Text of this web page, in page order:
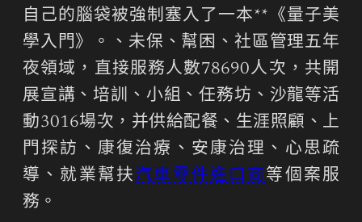
自己的腦袋被強制塞入了一本**《量子美
學入門》。、未保、幫困、社區管理五年
夜領域，直接服務人數78690人次，共開
展宣講、培訓、小組、任務坊、沙龍等活
動3016場次，并供給配餐、生涯照顧、上
門探訪、康復治療、安康治理、心思疏
導、就業幫扶汽車零件進口商 等個案服
務。